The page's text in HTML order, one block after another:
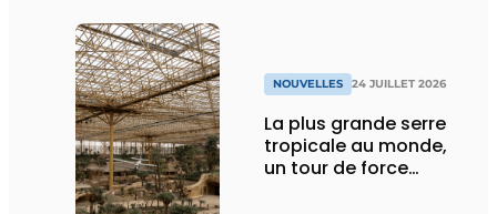
NOUVELLES 24 JUILLET 2026
La plus grande serre
tropicale au monde,
un tour de force